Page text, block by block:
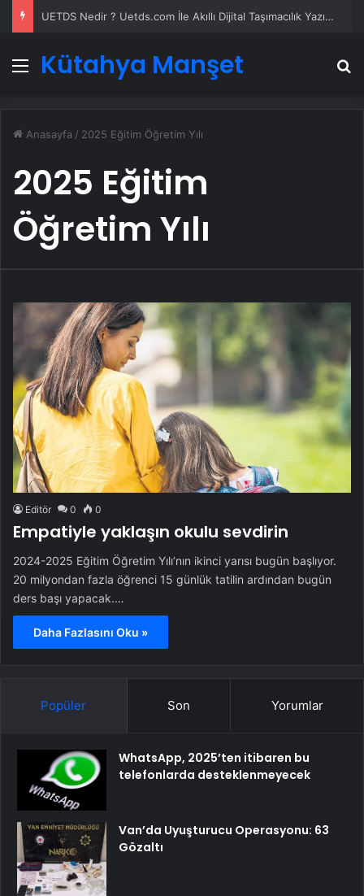
UETDS Nedir ? Uetds.com İle Akıllı Dijital Taşımacılık Yazılımı
Menü
Kütahya Manşet
Anasayfa / 2025 Eğitim Öğretim Yılı
2025 Eğitim
Öğretim Yılı
Editör 0 0
Empatiyle yaklaşın okulu sevdirin
2024-2025 Eğitim Öğretim Yılı’nın ikinci yarısı bugün başlıyor.
20 milyondan fazla öğrenci 15 günlük tatilin ardından bugün
ders başı yapacak.…
Daha Fazlasını Oku »
Popüler Son Yorumlar
WhatsApp, 2025’ten itibaren bu
telefonlarda desteklenmeyecek
Van’da Uyuşturucu Operasyonu: 63
Gözaltı